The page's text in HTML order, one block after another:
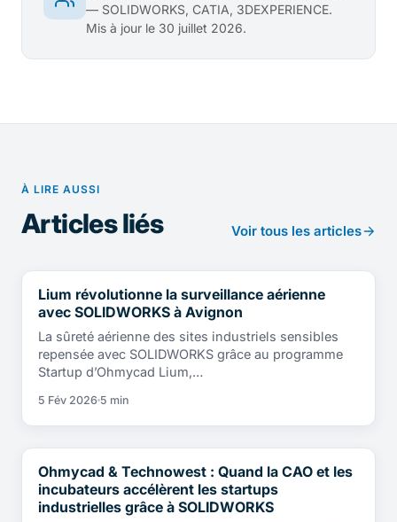
— SOLIDWORKS, CATIA, 3DEXPERIENCE.
Mis à jour le 30 juillet 2026.
À LIRE AUSSI
Articles liés Voir tous les articles
TÉMOIGNAGES CLIENTS
Lium révolutionne la surveillance aérienne
avec SOLIDWORKS à Avignon
La sûreté aérienne des sites industriels sensibles
repensée avec SOLIDWORKS grâce au programme
Startup d’Ohmycad Lium,…
5 Fév 2026 5 min
TÉMOIGNAGES CLIENTS
Ohmycad & Technowest : Quand la CAO et les
incubateurs accélèrent les startups
industrielles grâce à SOLIDWORKS